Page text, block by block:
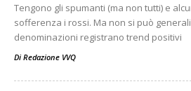
Tengono gli spumanti (ma non tutti) e
sofferenza i rossi. Ma non si può
denominazioni registrano trend positivi
Di Redazione VVQ